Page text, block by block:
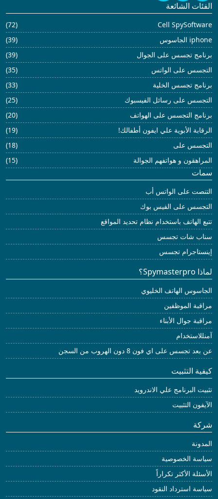
الفئات الشائعة
Cell SpySoftware
(72)
iphone الجاسوس
(39)
برنامج تجسس على الجوال
(39)
التجسس على الواتس
(35)
برنامج تجسس الخلية
(33)
التجسس على رسائل الفيسبوك
(25)
برنامج التجسس على الهواتف
(20)
الرقابة الأبوية علي ايفون أطفالك!
(19)
التجسس على
(18)
المراهقون و هواتفهم الجوالة
(15)
سمات
التنصت على الواتس أب
التجسس على الفيس بوك
تتبع الهاتف باستخدام نظام تحديد المواقع
سناب شات تجسس
إينستاجرام تجسس
لماذا Spymasterpro؟
الجاسوس الهاتف الخليوي
مراقبة الموظفين
مراقبة جوال الأبناء
آمنللاستخدام
عن بعد تجسس على اي فون 8 دون الهروب من السجن
كيفية التثبيت
تثبيت البرنامج علي الاندرويد
الآيفون التثبيت
شركة
المدونة
سياسة الخصوصية
الأسئلة الأكثر تكراراً
سياسة استرداد النقود